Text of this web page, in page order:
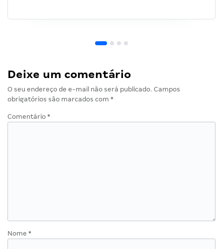
Deixe um comentário
O seu endereço de e-mail não será publicado. Campos
obrigatórios são marcados com *
Comentário *
Nome *